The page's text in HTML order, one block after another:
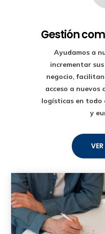
Gestión
Ayudamos a
incrementar
negocio,
acceso a nuevos
logísticas en
y